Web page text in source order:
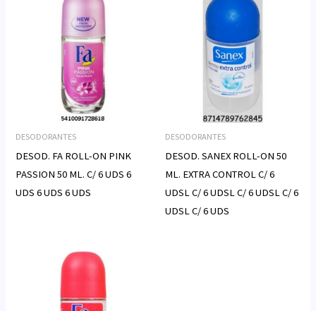
DESODORANTES
DESOD. FA ROLL-ON PINK
PASSION 50 ML. C/ 6 UDS 6
UDS 6 UDS 6 UDS
DESODORANTES
DESOD. SANEX ROLL-ON 50
ML. EXTRA CONTROL C/ 6
UDSL C/ 6 UDSL C/ 6 UDSL C/ 6
UDSL C/ 6 UDS